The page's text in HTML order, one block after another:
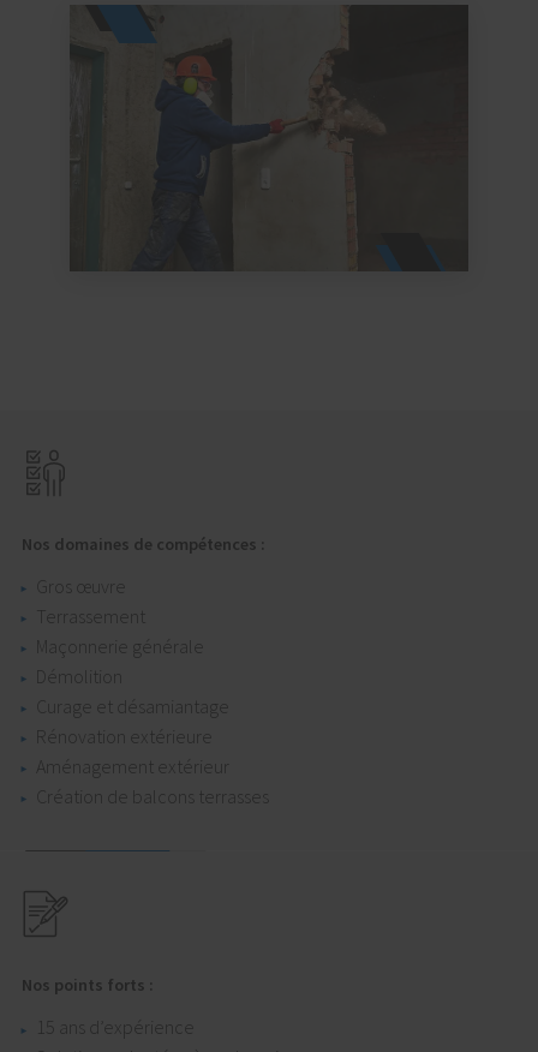
Nos domaines de compétences :
Gros œuvre
Terrassement
Maçonnerie générale
Démolition
Curage et désamiantage
Rénovation extérieure
Aménagement extérieur
Création de balcons terrasses
Nos points forts :
15 ans d’expérience